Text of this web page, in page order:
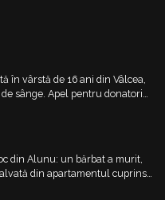
în vârstă de 16 ani din Vâlcea,
sânge. Apel pentru donatori
din Alunu: un bărbat a murit,
din apartamentul cuprins